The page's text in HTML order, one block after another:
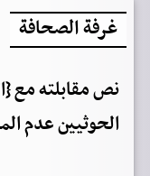
غرفة الصحافة
نص مقابلته مع
الحوثيين عدم